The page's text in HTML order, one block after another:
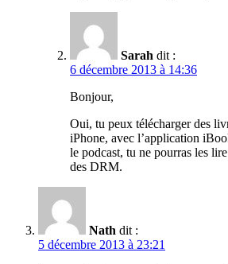
Sarah dit :
6 décembre 2013 à 14:36
Bonjour,
Oui, tu peux télécharger des
iPhone, avec l’application
le podcast, tu ne pourras les
des DRM.
Nath dit :
5 décembre 2013 à 23:21